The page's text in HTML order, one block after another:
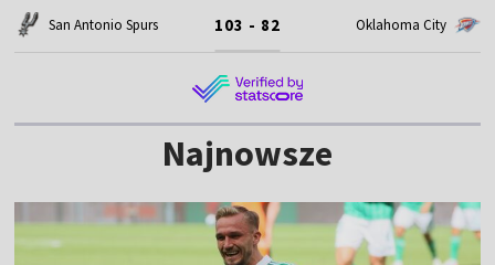
San Antonio Spurs 103 - 82 Oklahoma City
Najnowsze